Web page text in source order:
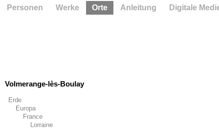
Volmerange-lès-Boulay
Erde
Europa
France
Lorraine
Personen Werke Orte Anleitung Digitale